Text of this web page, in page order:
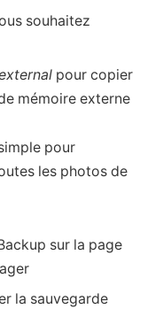
souhaitez
pour copier
mémoire externe
pour
les photos de
sur la page
la sauvegarde